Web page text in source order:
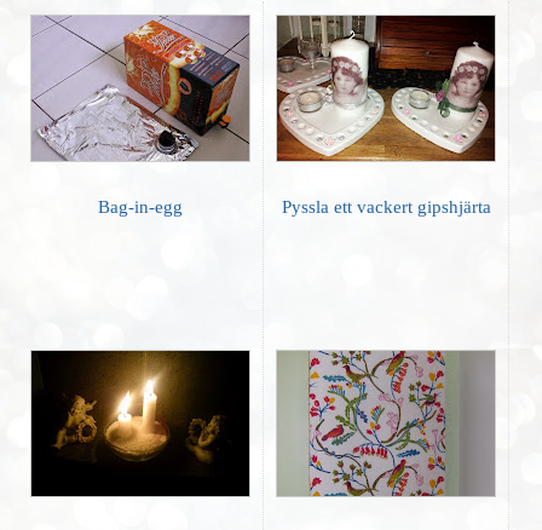
Bag-in-egg Pyssla ett vackert gipshjärta